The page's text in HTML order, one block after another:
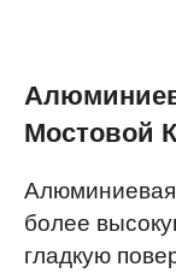
Мостовой
Алюминиевая
более
гладкую